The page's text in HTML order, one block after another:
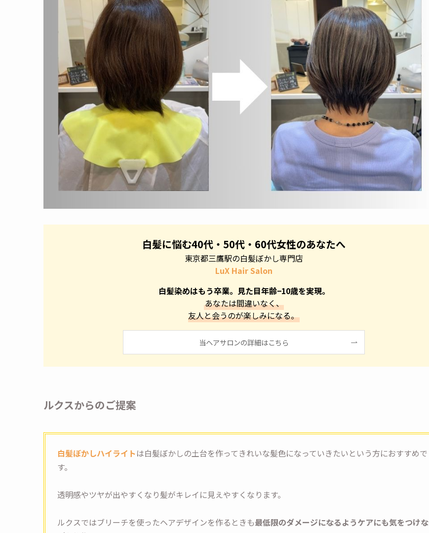
白髪に悩む40代・50代・60代女性のあなたへ
東京都三鷹駅の白髪ぼかし専門店
LuX Hair Salon
白髪染めはもう卒業。見た目年齢−10歳を実現。
あなたは間違いなく、
友人と会うのが楽しみになる。
当ヘアサロンの詳細はこちら
ルクスからのご提案
白髪ぼかしハイライトは白髪ぼかしの土台を作ってきれいな髪色になっていきたいという方におすすめで
す。
透明感やツヤが出やすくなり髪がキレイに見えやすくなります。
ルクスではブリーチを使ったヘアデザインを作るときも最低限のダメージになるようケアにも気をつけな